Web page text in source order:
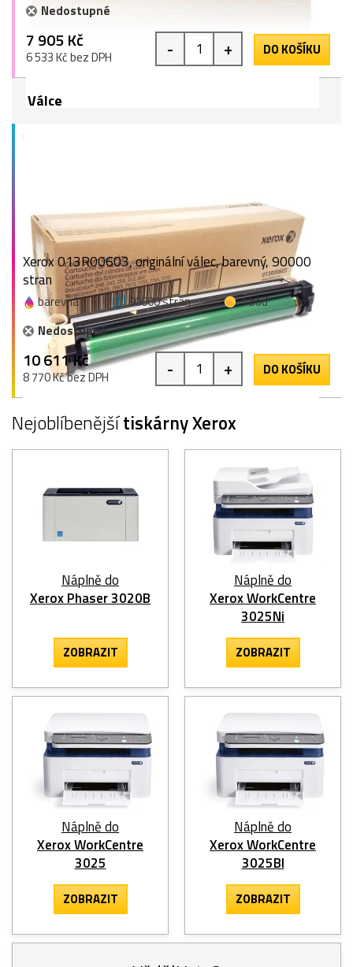
Nedostupné
7 905 Kč
6 533 Kč bez DPH - + DO KOŠÍKU
Válce
Xerox 013R00603, originální válec, barevný, 90000
stran
barevná 90000 stran
1 bod
Nedostupné
10 611 Kč
8 770 Kč bez DPH - + DO KOŠÍKU
Nejoblíbenějšítiskárny Xerox
Náplně do
Xerox Phaser 3020B
ZOBRAZIT
Náplně do
Xerox WorkCentre
3025Ni
ZOBRAZIT
Náplně do
Xerox WorkCentre
3025
ZOBRAZIT
Náplně do
Xerox WorkCentre
3025BI
ZOBRAZIT